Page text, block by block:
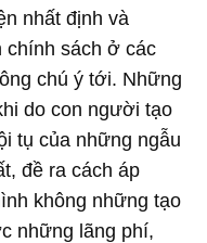
nhất định và
chính sách ở các
chú ý tới. Những
do con người tạo
tụ của những ngẫu
đề ra cách áp
không những tạo
những lãng phí,